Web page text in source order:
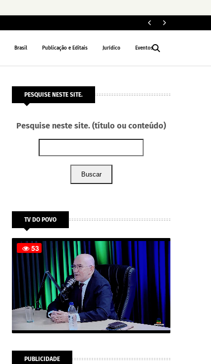
Brasil Publicação e Editais Jurídico Eventos
PESQUISE NESTE SITE.
Pesquise neste site. (título ou conteúdo)
Buscar
TV DO POVO
PUBLICIDADE